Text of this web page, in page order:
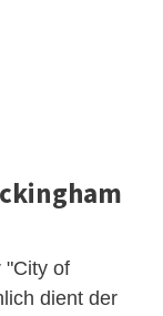
"City of
dient der